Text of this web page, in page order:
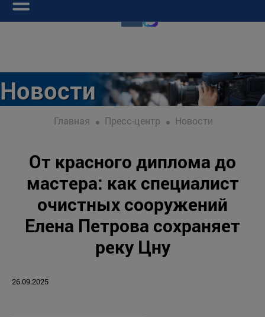
Новости
Главная Пресс-центр Новости
От красного диплома до
мастера: как специалист
очистных сооружений
Елена Петрова сохраняет
реку Цну
26.09.2025